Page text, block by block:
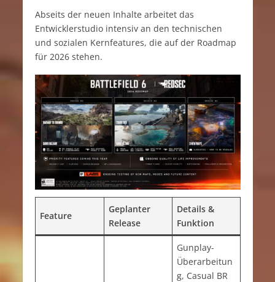
Abseits der neuen Inhalte arbeitet das
Entwicklerstudio intensiv an den technischen
und sozialen Kernfeatures, die auf der Roadmap
für 2026 stehen.
Feature
Geplanter
Release
Details &
Funktion
Gunplay-
Überarbeitun
g, Casual BR